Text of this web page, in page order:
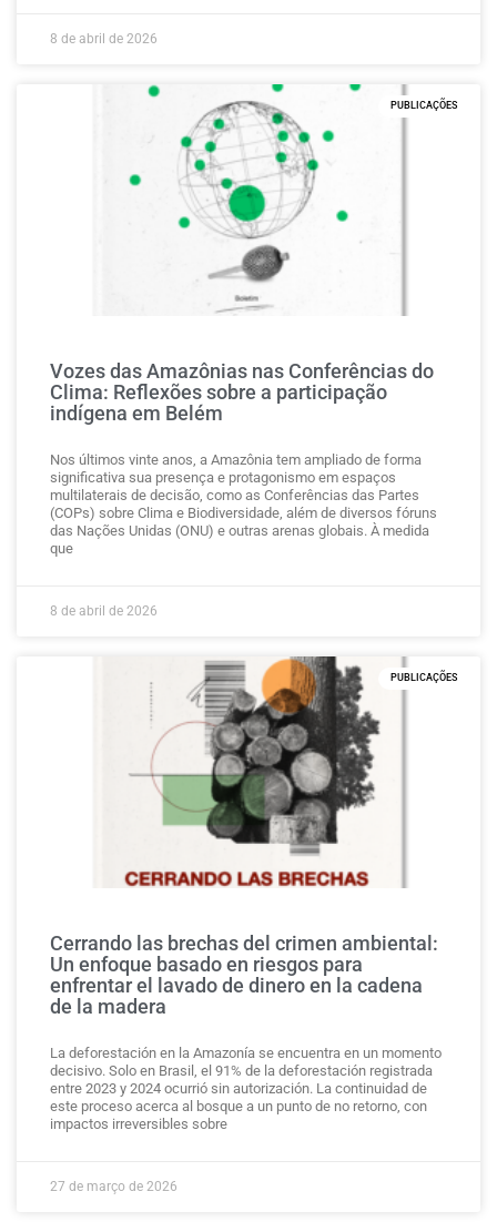
8 de abril de 2026
PUBLICAÇÕES
Vozes das Amazônias nas Conferências do
Clima: Reflexões sobre a participação
indígena em Belém
Nos últimos vinte anos, a Amazônia tem ampliado de forma
significativa sua presença e protagonismo em espaços
multilaterais de decisão, como as Conferências das Partes
(COPs) sobre Clima e Biodiversidade, além de diversos fóruns
das Nações Unidas (ONU) e outras arenas globais. À medida
que
8 de abril de 2026
PUBLICAÇÕES
Cerrando las brechas del crimen ambiental:
Un enfoque basado en riesgos para
enfrentar el lavado de dinero en la cadena
de la madera
La deforestación en la Amazonía se encuentra en un momento
decisivo. Solo en Brasil, el 91% de la deforestación registrada
entre 2023 y 2024 ocurrió sin autorización. La continuidad de
este proceso acerca al bosque a un punto de no retorno, con
impactos irreversibles sobre
27 de março de 2026